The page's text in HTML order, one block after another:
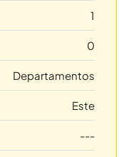
1
0
Departamentos
Este
---